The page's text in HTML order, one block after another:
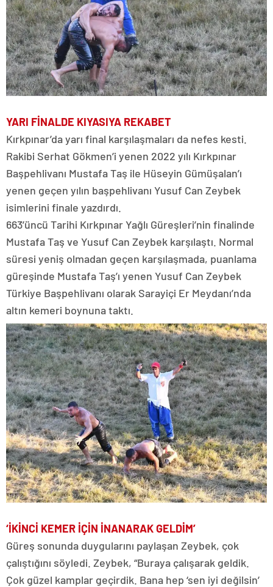
YARI FİNALDE KIYASIYA REKABET
Kırkpınar’da yarı final karşılaşmaları da nefes kesti.
Rakibi Serhat Gökmen’i yenen 2022 yılı Kırkpınar
Başpehlivanı Mustafa Taş ile Hüseyin Gümüşalan’ı
yenen geçen yılın başpehlivanı Yusuf Can Zeybek
isimlerini finale yazdırdı.
663’üncü Tarihi Kırkpınar Yağlı Güreşleri’nin finalinde
Mustafa Taş ve Yusuf Can Zeybek karşılaştı. Normal
süresi yeniş olmadan geçen karşılaşmada, puanlama
güreşinde Mustafa Taş’ı yenen Yusuf Can Zeybek
Türkiye Başpehlivanı olarak Sarayiçi Er Meydanı’nda
altın kemeri boynuna taktı.
‘İKİNCİ KEMER İÇİN İNANARAK GELDİM’
Güreş sonunda duygularını paylaşan Zeybek, çok
çalıştığını söyledi. Zeybek, “Buraya çalışarak geldik.
Çok güzel kamplar geçirdik. Bana hep ‘sen iyi değilsin’